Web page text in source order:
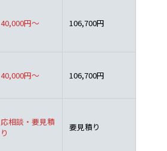
40,000円～ 106,700円
40,000円～ 106,700円
応相談・要見積
り
要見積り